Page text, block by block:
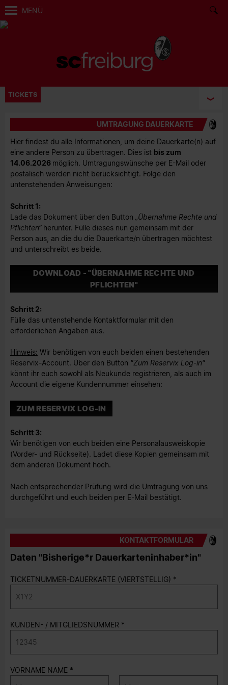
MENÜ
TICKETS
UMTRAGUNG DAUERKARTE
Hier findest du alle Informationen, um deine Dauerkarte(n) auf
eine andere Person zu übertragen. Dies ist bis zum
14.06.2026 möglich. Umtragungswünsche per E-Mail oder
postalisch werden nicht berücksichtigt. Folge den
untenstehenden Anweisungen:
Schritt 1:
Lade das Dokument über den Button „Übernahme Rechte und
Pflichten“herunter. Fülle dieses nun gemeinsam mit der
Person aus, an die du die Dauerkarte/n übertragen möchtest
und unterschreibt es beide.
DOWNLOAD - "ÜBERNAHME RECHTE UND
PFLICHTEN"
Schritt 2:
Fülle das untenstehende Kontaktformular mit den
erforderlichen Angaben aus.
Hinweis: Wir benötigen von euch beiden einen bestehenden
Reservix-Account. Über den Button "Zum Reservix Log-in"
könnt ihr euch sowohl als Neukunde registrieren, als auch im
Account die eigene Kundennummer einsehen:
ZUM RESERVIX LOG-IN
Schritt 3:
Wir benötigen von euch beiden eine Personalausweiskopie
(Vorder- und Rückseite). Ladet diese Kopien gemeinsam mit
dem anderen Dokument hoch.
Nach entsprechender Prüfung wird die Umtragung von uns
durchgeführt und euch beiden per E-Mail bestätigt.
KONTAKTFORMULAR
Daten "Bisherige*r Dauerkarteninhaber*in"
TICKETNUMMER-DAUERKARTE (VIERTSTELLIG)
KUNDEN- / MITGLIEDSNUMMER
VORNAME NAME